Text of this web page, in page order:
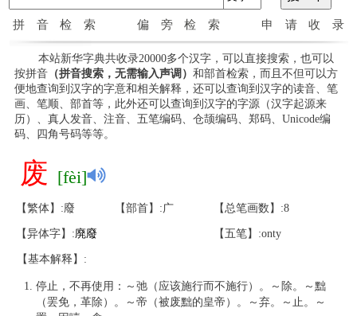
拼音检索 偏旁检索 申请收录
本站新华字典共收录20000多个汉字，可以直接搜索，也可以
按拼音（拼音搜索，无需输入声调） 和部首检索，而且不但可以方
便地查询到汉字的字意和相关解释，还可以查询到汉字的读音、笔
画、笔顺、部首等，此外还可以查询到汉字的字源（汉字起源来
历）、真人发音、注音、五笔编码、仓颉编码、郑码、Unicode编
码、四角号码等等。
废 [fèi]
【繁体】:廢 【部首】:广 【总笔画数】:8
【异体字】:廃廢 【五笔】:onty
【基本解释】:
停止，不再使用：～弛（应该施行而不施行）。～除。～黜
（罢免，革除）。～帝（被废黜的皇帝）。～弃。～止。～